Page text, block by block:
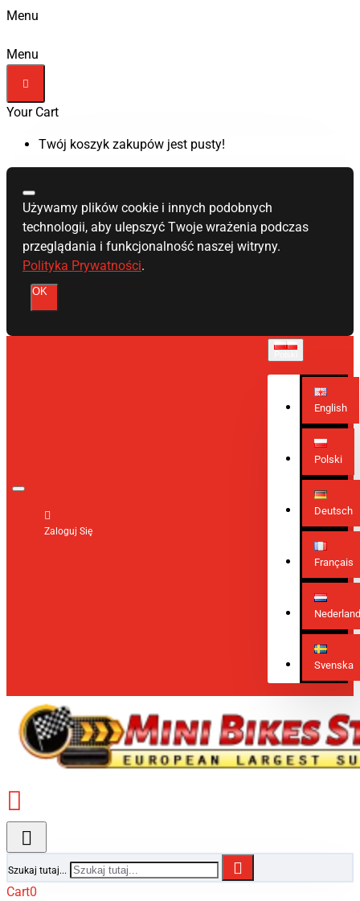
Menu
Menu
Your Cart
Twój koszyk zakupów jest pusty!
Używamy plików cookie i innych podobnych
technologii, aby ulepszyć Twoje wrażenia podczas
przeglądania i funkcjonalność naszej witryny.
Polityka Prywatności.
OK
Zaloguj Się
English
Polski
Deutsch
Français
Svenska
Szukaj tutaj...
Cart0